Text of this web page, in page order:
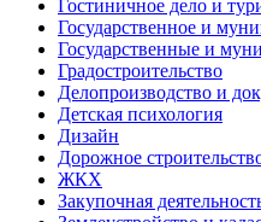
Гостиничное дело и
Государственное и
Государственные и
Градостроительство
Делопроизводство и
Детская психология
Дизайн
Дорожное
ЖКХ
Закупочная